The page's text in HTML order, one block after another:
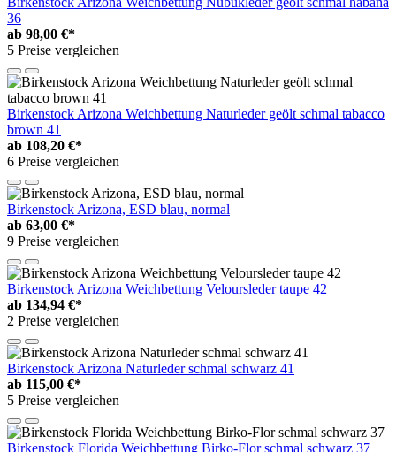
36
ab 98,00 €*
5 Preise vergleichen
Birkenstock Arizona Weichbettung Naturleder geölt schmal tabacco
brown 41
ab 108,20 €*
6 Preise vergleichen
Birkenstock Arizona, ESD blau, normal
ab 63,00 €*
9 Preise vergleichen
Birkenstock Arizona Weichbettung Veloursleder taupe 42
ab 134,94 €*
2 Preise vergleichen
Birkenstock Arizona Naturleder schmal schwarz 41
ab 115,00 €*
5 Preise vergleichen
Birkenstock Florida Weichbettung Birko-Flor schmal schwarz 37